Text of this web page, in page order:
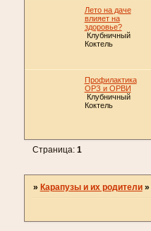
Лето на даче
влияет на
здоровье?
Клубничный
Коктель
Профилактика
ОРЗ и ОРВИ
Клубничный
Коктель
Страница: 1
» Карапузы и их родители »